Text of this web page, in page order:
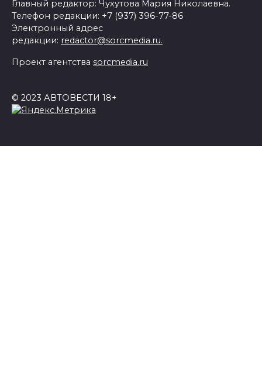
Главный редактор: Чухутова Мария Николаевна.
Телефон редакции: +7 (937) 396-77-86
Электронный адрес
редакции: redactor@sorcmedia.ru.
Проект агентства sorcmedia.ru
© 2023 АВТОВЕСТИ 18+